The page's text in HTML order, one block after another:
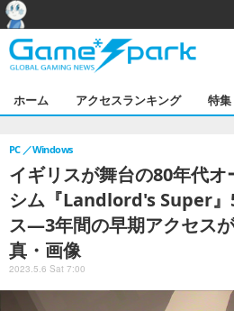
ホーム アクセスランキング 特集
イギリスが舞台の80年代
シム『Landlord's Super』
ス―3年間の早期アクセス
真・画像
PC Windows
2023.5.6 Sat 7:00